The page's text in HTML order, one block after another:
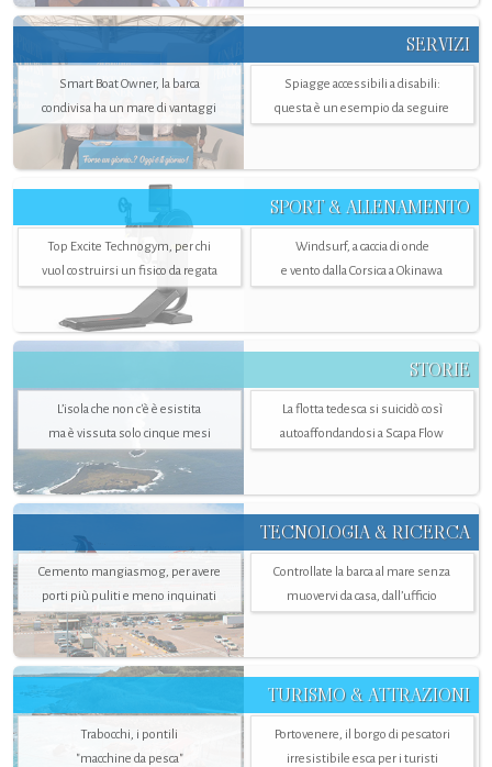
SERVIZI
Smart Boat Owner, la barca
condivisa ha un mare di vantaggi
Spiagge accessibili a disabili:
questa è un esempio da seguire
SPORT & ALLENAMENTO
Top Excite Technogym, per chi
vuol costruirsi un fisico da regata
Windsurf, a caccia di onde
e vento dalla Corsica a Okinawa
STORIE
L’isola che non c'è è esistita
ma è vissuta solo cinque mesi
La flotta tedesca si suicidò così
autoaffondandosi a Scapa Flow
TECNOLOGIA & RICERCA
Cemento mangiasmog, per avere
porti più puliti e meno inquinati
Controllate la barca al mare senza
muovervi da casa, dall’ufficio
TURISMO & ATTRAZIONI
Trabocchi, i pontili
"macchine da pesca"
Portovenere, il borgo di pescatori
irresistibile esca per i turisti